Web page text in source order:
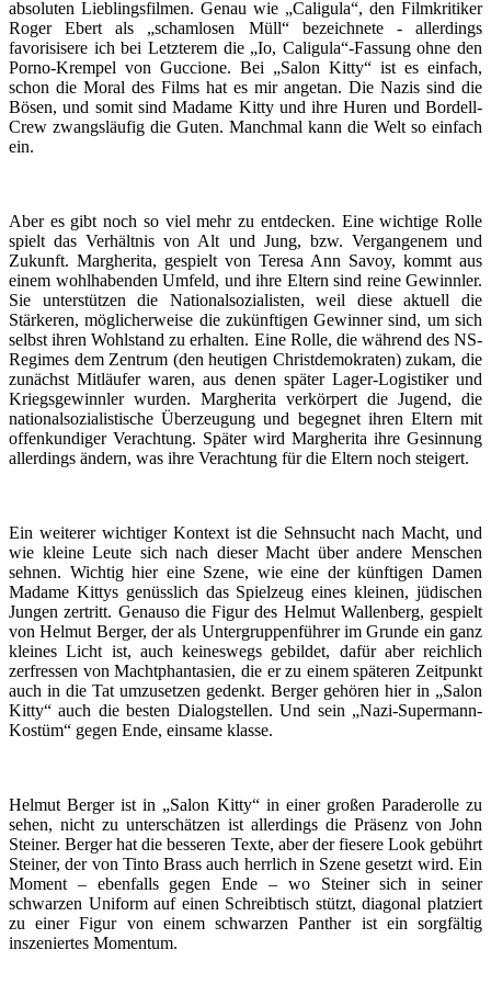
absoluten Lieblingsfilmen. Genau wie „Caligula“, den Filmkritiker
Roger Ebert als „schamlosen Müll“ bezeichnete - allerdings
favorisisere ich bei Letzterem die „Io, Caligula“-Fassung ohne den
Porno-Krempel von Guccione. Bei „Salon Kitty“ ist es einfach,
schon die Moral des Films hat es mir angetan. Die Nazis sind die
Bösen, und somit sind Madame Kitty und ihre Huren und Bordell-
Crew zwangsläufig die Guten. Manchmal kann die Welt so einfach
ein.
Aber es gibt noch so viel mehr zu entdecken. Eine wichtige Rolle
spielt das Verhältnis von Alt und Jung, bzw. Vergangenem und
Zukunft. Margherita, gespielt von Teresa Ann Savoy, kommt aus
einem wohlhabenden Umfeld, und ihre Eltern sind reine Gewinnler.
Sie unterstützen die Nationalsozialisten, weil diese aktuell die
Stärkeren, möglicherweise die zukünftigen Gewinner sind, um sich
selbst ihren Wohlstand zu erhalten. Eine Rolle, die während des NS-
Regimes dem Zentrum (den heutigen Christdemokraten) zukam, die
zunächst Mitläufer waren, aus denen später Lager-Logistiker und
Kriegsgewinnler wurden. Margherita verkörpert die Jugend, die
nationalsozialistische Überzeugung und begegnet ihren Eltern mit
offenkundiger Verachtung. Später wird Margherita ihre Gesinnung
allerdings ändern, was ihre Verachtung für die Eltern noch steigert.
Ein weiterer wichtiger Kontext ist die Sehnsucht nach Macht, und
wie kleine Leute sich nach dieser Macht über andere Menschen
sehnen. Wichtig hier eine Szene, wie eine der künftigen Damen
Madame Kittys genüsslich das Spielzeug eines kleinen, jüdischen
Jungen zertritt. Genauso die Figur des Helmut Wallenberg, gespielt
von Helmut Berger, der als Untergruppenführer im Grunde ein ganz
kleines Licht ist, auch keineswegs gebildet, dafür aber reichlich
zerfressen von Machtphantasien, die er zu einem späteren Zeitpunkt
auch in die Tat umzusetzen gedenkt. Berger gehören hier in „Salon
Kitty“ auch die besten Dialogstellen. Und sein „Nazi-Supermann-
Kostüm“ gegen Ende, einsame klasse.
Helmut Berger ist in „Salon Kitty“ in einer großen Paraderolle zu
sehen, nicht zu unterschätzen ist allerdings die Präsenz von John
Steiner. Berger hat die besseren Texte, aber der fiesere Look gebührt
Steiner, der von Tinto Brass auch herrlich in Szene gesetzt wird. Ein
Moment – ebenfalls gegen Ende – wo Steiner sich in seiner
schwarzen Uniform auf einen Schreibtisch stützt, diagonal platziert
zu einer Figur von einem schwarzen Panther ist ein sorgfältig
inszeniertes Momentum.